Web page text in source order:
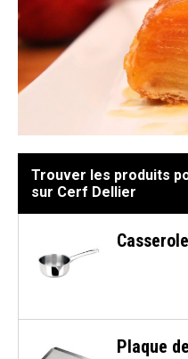
Trouver les produits
sur Cerf Dellier
Casserole
Plaque